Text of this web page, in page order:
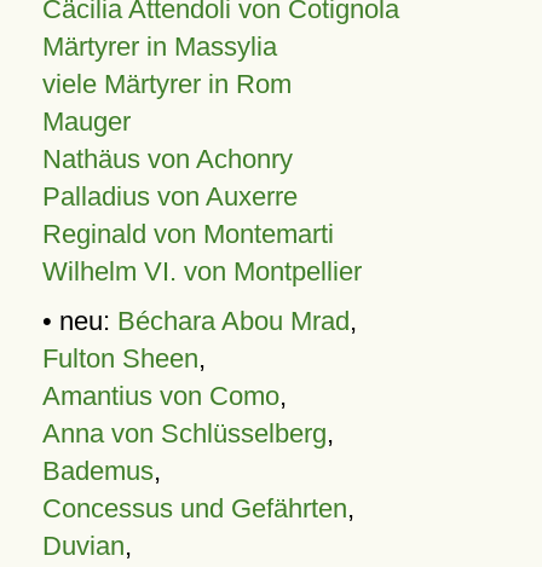
Cäcilia Attendoli von Cotignola
Märtyrer in Massylia
viele Märtyrer in Rom
Mauger
Nathäus von Achonry
Palladius von Auxerre
Reginald von Montemarti
Wilhelm VI. von Montpellier
• neu: Béchara Abou Mrad,
Fulton Sheen,
Amantius von Como,
Anna von Schlüsselberg,
Bademus,
Concessus und Gefährten,
Duvian,